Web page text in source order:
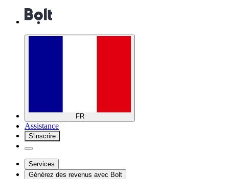
FR
Assistance
S'inscrire
Services
Générez des revenus avec Bolt